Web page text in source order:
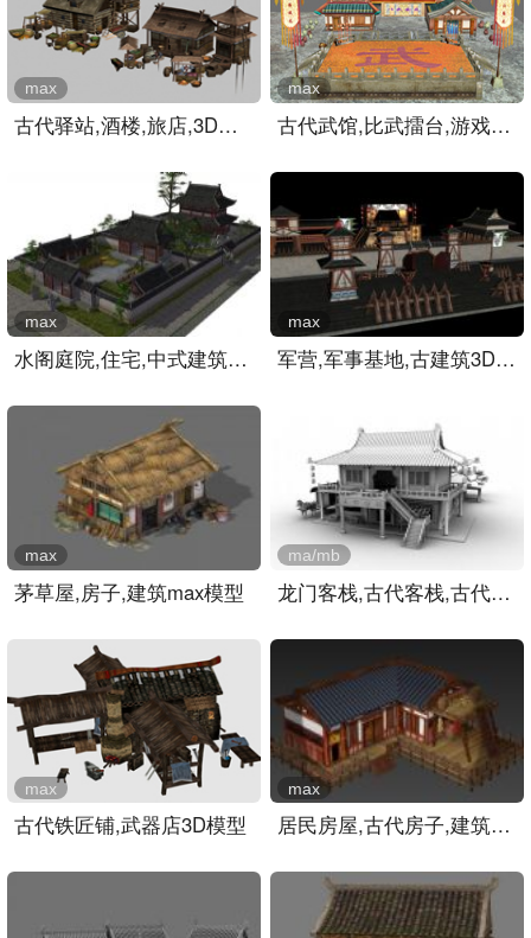
古代驿站,酒楼,旅店,3D游戏..
max
古代武馆,比武擂台,游戏场..
max
水阁庭院,住宅,中式建筑,古..
max
军营,军事基地,古建筑3D模..
max
茅草屋,房子,建筑max模型
max
龙门客栈,古代客栈,古代建..
ma/mb
古代铁匠铺,武器店3D模型
max
居民房屋,古代房子,建筑,室..
max